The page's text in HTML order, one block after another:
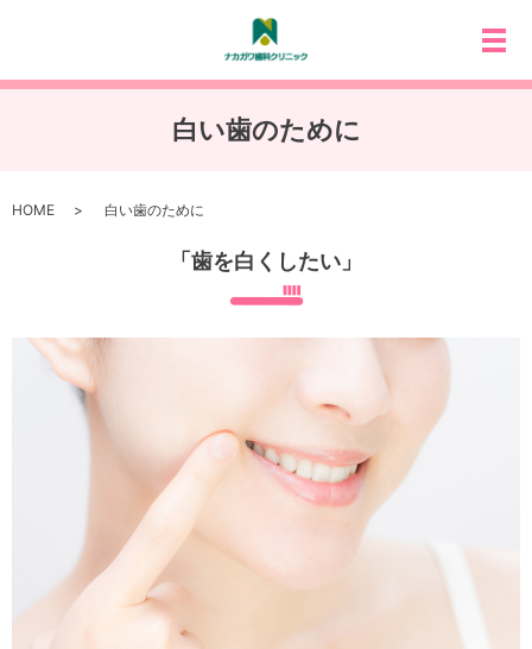
メ
白い歯のために
HOME 白い歯のために
「歯を白くしたい」